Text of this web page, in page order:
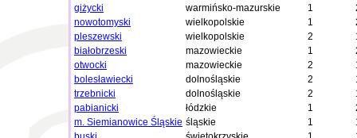
giżycki
warmińsko-mazurskie 1
nowotomyski
wielkopolskie 1
pleszewski
wielkopolskie 2
białobrzeski
mazowieckie 1
otwocki
mazowieckie 2
bolesławiecki
dolnośląskie 2
trzebnicki
dolnośląskie 2
pabianicki
łódzkie 1
m. Siemianowice Śląskie śląskie 1